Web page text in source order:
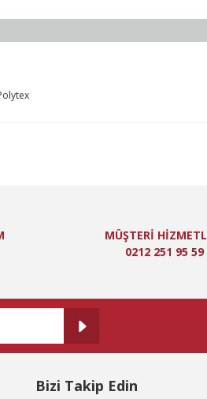
MÜŞTERİ
0212 251 95 59
Bizi Takip Edin